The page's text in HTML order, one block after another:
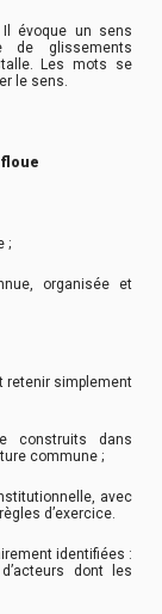
évoque un sens
de glissements
Les mots se
le sens.
;
organisée et
retenir simplement
construits dans
commune ;
avec
d’exercice.
identifiées :
dont les